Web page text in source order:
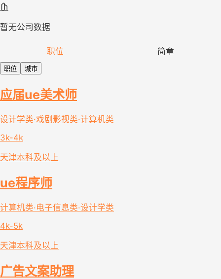
暂无公司数据
职位 简章
职位 城市
应届ue美术师
设计学类·戏剧影视类·计算机类
3k-4k
天津本科及以上
ue程序师
计算机类·电子信息类·设计学类
4k-5k
天津本科及以上
广告文案助理